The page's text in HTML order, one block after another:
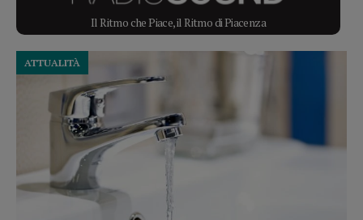
Il Ritmo che Piace, il Ritmo di Piacenza
ATTUALITÀ